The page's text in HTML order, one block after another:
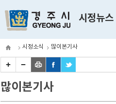
시정뉴스
시정소식 많이본기사
많이본기사